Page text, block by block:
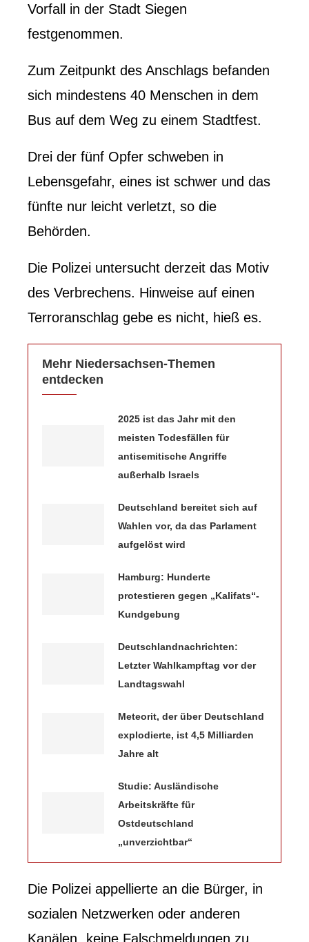
Vorfall in der Stadt Siegen
festgenommen.
Zum Zeitpunkt des Anschlags befanden
sich mindestens 40 Menschen in dem
Bus auf dem Weg zu einem Stadtfest.
Drei der fünf Opfer schweben in
Lebensgefahr, eines ist schwer und das
fünfte nur leicht verletzt, so die
Behörden.
Die Polizei untersucht derzeit das Motiv
des Verbrechens. Hinweise auf einen
Terroranschlag gebe es nicht, hieß es.
Mehr Niedersachsen-Themen
entdecken
2025 ist das Jahr mit den
meisten Todesfällen für
antisemitische Angriffe
außerhalb Israels
Deutschland bereitet sich auf
Wahlen vor, da das Parlament
aufgelöst wird
Hamburg: Hunderte
protestieren gegen „Kalifats“-
Kundgebung
Deutschlandnachrichten:
Letzter Wahlkampftag vor der
Landtagswahl
Meteorit, der über Deutschland
explodierte, ist 4,5 Milliarden
Jahre alt
Studie: Ausländische
Arbeitskräfte für
Ostdeutschland
„unverzichtbar“
Die Polizei appellierte an die Bürger, in
sozialen Netzwerken oder anderen
Kanälen „keine Falschmeldungen zu